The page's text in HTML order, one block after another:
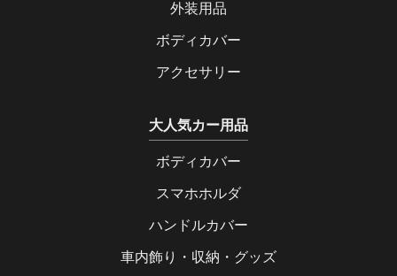
外装用品
ボディカバー
アクセサリー
大人気カー用品
ボディカバー
スマホホルダ
ハンドルカバー
車内飾り・収納・グッズ